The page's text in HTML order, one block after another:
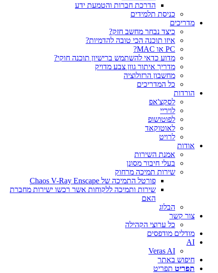
הדרכת חברות והטמעת ידע
כניסת תלמידים
מדריכים
כיצד נבחר מחשב חזק?
איזו תוכנה הכי טובה להדמיות?‎‎
PC או MAC?
מדוע כדאי להשתמש ברישיון תוכנה חוקי?
מדריך איתור גוון צבע מדויק
מחשבון הרזולוציה
כל המדריכים
הורדות
לסקצ'אפ
לויריי
לפוטושופ
לאוטוקאד
לרויט
אודות
אמנת השירות
בעלי חיבור מסונן
שירות תמיכה מרחוק
פורטל התמיכה של Chaos V-Ray Enscape
שירות ותמיכה ללקוחות אשר רכשו ישירות מחברת
האם
הבלוג
צור קשר
כל ערוצי הקהילה
מודלים מודפסים
AI
Veras AI
חיפוש באתר
תפריט תפריט